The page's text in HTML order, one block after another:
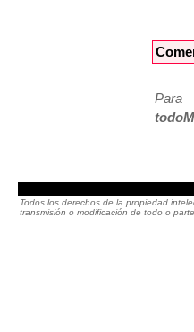
Para
Todos los derechos de la propiedad
transmisión o modificación de todo o